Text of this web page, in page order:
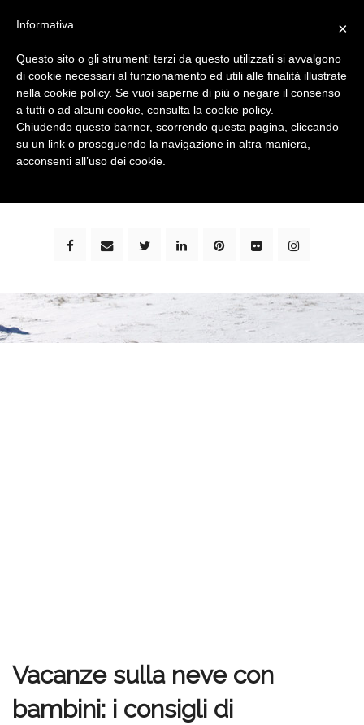
bimbi e viaggi - family travel blog: community #1 in
Vacanze sulla neve con
bambini: i consigli di
×
Informativa
Questo sito o gli strumenti terzi da questo utilizzati si avvalgono
di cookie necessari al funzionamento ed utili alle finalità illustrate
nella cookie policy. Se vuoi saperne di più o negare il consenso
a tutti o ad alcuni cookie, consulta la cookie policy.
Chiudendo questo banner, scorrendo questa pagina, cliccando
su un link o proseguendo la navigazione in altra maniera,
acconsenti all’uso dei cookie.